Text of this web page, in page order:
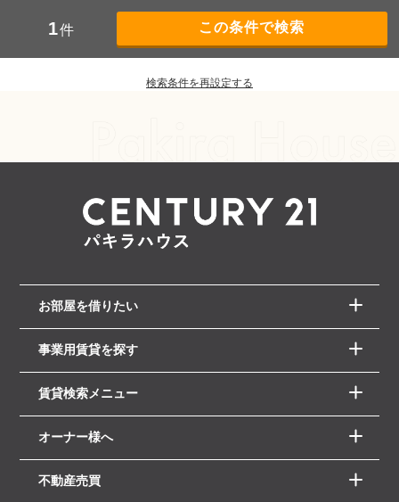
1件
検索条件を再設定する
お部屋を借りたい
事業用賃貸を探す
賃貸検索メニュー
オーナー様へ
不動産売買